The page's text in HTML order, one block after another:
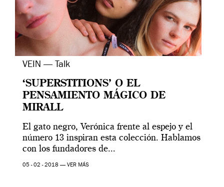
VEIN — Talk
‘SUPERSTITIONS’ O EL
PENSAMIENTO MÁGICO DE
MIRALL
El gato negro, Verónica frente al espejo y el
número 13 inspiran esta colección. Hablamos
con los fundadores de...
05 - 02 - 2018 — VER MÁS